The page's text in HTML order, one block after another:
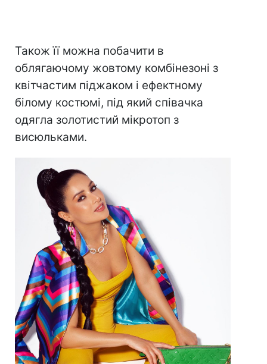
Також її можна побачити в
облягаючому жовтому комбінезоні з
квітчастим піджаком і ефектному
білому костюмі, під який співачка
одягла золотистий мікротоп з
висюльками.